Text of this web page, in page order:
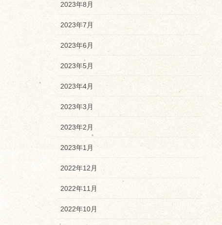
2023年8月
2023年7月
2023年6月
2023年5月
2023年4月
2023年3月
2023年2月
2023年1月
2022年12月
2022年11月
2022年10月